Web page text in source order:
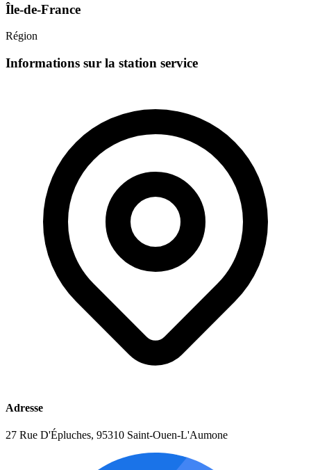
Île-de-France
Région
Informations sur la station service
Adresse
27 Rue D'Épluches, 95310 Saint-Ouen-L'Aumone